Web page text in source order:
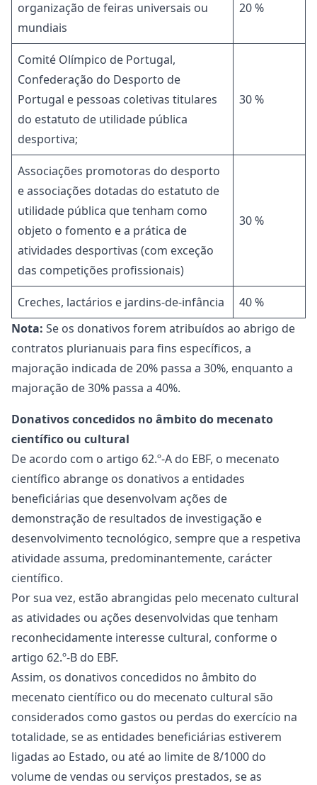
organização de feiras universais ou
mundiais
20 %
Comité Olímpico de Portugal,
Confederação do Desporto de
Portugal e pessoas coletivas titulares
do estatuto de utilidade pública
desportiva;
30 %
Associações promotoras do desporto
e associações dotadas do estatuto de
utilidade pública que tenham como
objeto o fomento e a prática de
atividades desportivas (com exceção
das competições profissionais)
30 %
Creches, lactários e jardins-de-infância
40 %
Nota: Se os donativos forem atribuídos ao abrigo de
contratos plurianuais para fins específicos, a
majoração indicada de 20% passa a 30%, enquanto a
majoração de 30% passa a 40%.
Donativos concedidos no âmbito do mecenato
científico ou cultural
De acordo com o artigo 62.º-A do EBF, o mecenato
científico abrange os donativos a entidades
beneficiárias que desenvolvam ações de
demonstração de resultados de investigação e
desenvolvimento tecnológico, sempre que a respetiva
atividade assuma, predominantemente, carácter
científico.
Por sua vez, estão abrangidas pelo mecenato cultural
as atividades ou ações desenvolvidas que tenham
reconhecidamente interesse cultural, conforme o
artigo 62.º-B do EBF.
Assim, os donativos concedidos no âmbito do
mecenato científico ou do mecenato cultural são
considerados como gastos ou perdas do exercício na
totalidade, se as entidades beneficiárias estiverem
ligadas ao Estado, ou até ao limite de 8/1000 do
volume de vendas ou serviços prestados, se as